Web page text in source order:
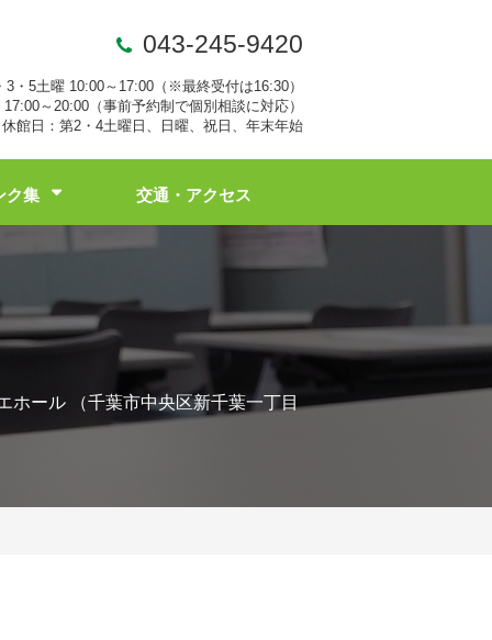
043-245-9420
・5土曜 10:00～17:00（※最終受付は16:30）
～20:00（事前予約制で個別相談に対応）
休館日：第2・4土曜日、日曜、祝日、年末年始
ク集 交通・アクセス
ール （千葉市中央区新千葉一丁目